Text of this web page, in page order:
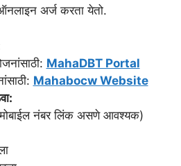
अर्ज करता येतो.
MahaDBT Portal
Mahabocw Website
नंबर लिंक असणे आवश्यक)